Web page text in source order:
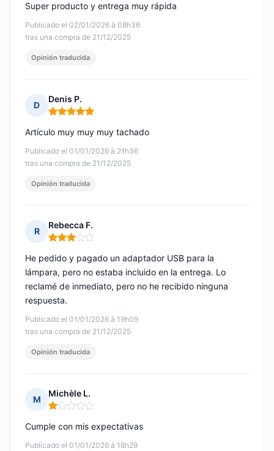
Publicado el 02/01/2026 à 08h36
tras una compra de 21/12/2025
Super producto y entrega muy rápida
Opinión traducida
D
Denis P.
Nota: 5 de 5
Publicado el 01/01/2026 à 21h36
tras una compra de 21/12/2025
Artículo muy muy muy tachado
Opinión traducida
R
Rebecca F.
Nota: 3 de 5
Publicado el 01/01/2026 à 19h09
tras una compra de 21/12/2025
He pedido y pagado un adaptador USB para la
lámpara, pero no estaba incluido en la entrega. Lo
reclamé de inmediato, pero no he recibido ninguna
respuesta.
Opinión traducida
M
Michèle L.
Nota: 1 de 5
Publicado el 01/01/2026 à 18h29
Cumple con mis expectativas